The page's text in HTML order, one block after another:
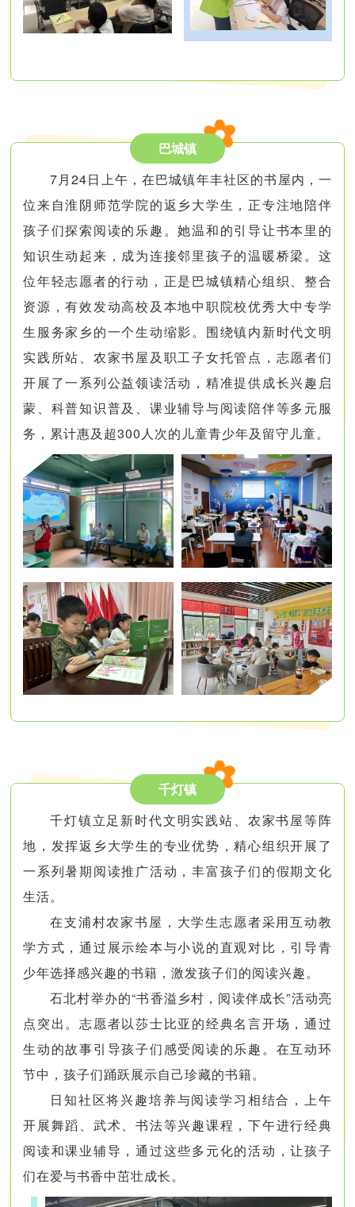
巴城镇
7月24日上午，在巴城镇年丰社区的书屋内，一
位来自淮阴师范学院的返乡大学生，正专注地陪伴
孩子们探索阅读的乐趣。她温和的引导让书本里的
知识生动起来，成为连接邻里孩子的温暖桥梁。这
位年轻志愿者的行动，正是巴城镇精心组织、整合
资源，有效发动高校及本地中职院校优秀大中专学
生服务家乡的一个生动缩影。围绕镇内新时代文明
实践所站、农家书屋及职工子女托管点，志愿者们
开展了一系列公益领读活动，精准提供成长兴趣启
蒙、科普知识普及、课业辅导与阅读陪伴等多元服
务，累计惠及超300人次的儿童青少年及留守儿童。
千灯镇
千灯镇立足新时代文明实践站、农家书屋等阵
地，发挥返乡大学生的专业优势，精心组织开展了
一系列暑期阅读推广活动，丰富孩子们的假期文化
生活。
在支浦村农家书屋，大学生志愿者采用互动教
学方式，通过展示绘本与小说的直观对比，引导青
少年选择感兴趣的书籍，激发孩子们的阅读兴趣。
石北村举办的“书香溢乡村，阅读伴成长”活动亮
点突出。志愿者以莎士比亚的经典名言开场，通过
生动的故事引导孩子们感受阅读的乐趣。在互动环
节中，孩子们踊跃展示自己珍藏的书籍。
日知社区将兴趣培养与阅读学习相结合，上午
开展舞蹈、武术、书法等兴趣课程，下午进行经典
阅读和课业辅导，通过这些多元化的活动，让孩子
们在爱与书香中茁壮成长。